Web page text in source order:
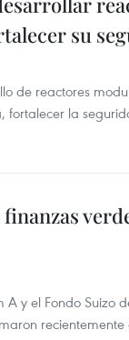
su
de reactores
fortalecer la
A y el Fondo Suizo